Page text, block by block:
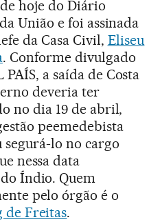
hoje do Diário
União e foi assinada
da Casa Civil, Eliseu
. Conforme divulgado
PAÍS, a saída de Costa
deveria ter
no dia 19 de abril,
peemedebista
segurá-lo no cargo
nessa data
Índio. Quem
pelo órgão é o
Freitas.